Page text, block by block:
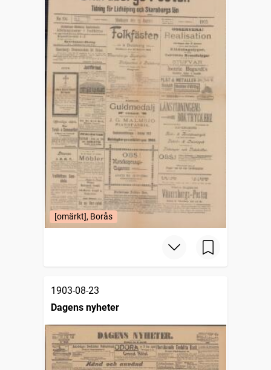
[omärkt], Borås
1903-08-23
Dagens nyheter